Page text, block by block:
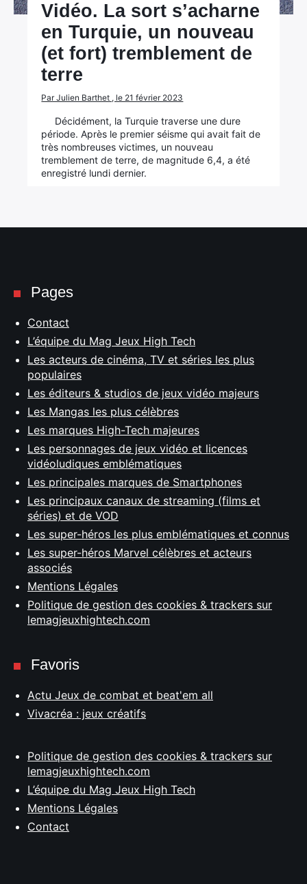
Vidéo. La sort s’acharne
en Turquie, un nouveau
(et fort) tremblement de
terre
Par Julien Barthet , le 21 février 2023
Décidément, la Turquie traverse une dure
période. Après le premier séisme qui avait fait de
très nombreuses victimes, un nouveau
tremblement de terre, de magnitude 6,4, a été
enregistré lundi dernier.
Pages
Contact
L’équipe du Mag Jeux High Tech
Les acteurs de cinéma, TV et séries les plus
populaires
Les éditeurs & studios de jeux vidéo majeurs
Les Mangas les plus célèbres
Les marques High-Tech majeures
Les personnages de jeux vidéo et licences
vidéoludiques emblématiques
Les principales marques de Smartphones
Les principaux canaux de streaming (films et
séries) et de VOD
Les super-héros les plus emblématiques et connus
Les super-héros Marvel célèbres et acteurs
associés
Mentions Légales
Politique de gestion des cookies & trackers sur
lemagjeuxhightech.com
Favoris
Actu Jeux de combat et beat'em all
Vivacréa : jeux créatifs
Politique de gestion des cookies & trackers sur
lemagjeuxhightech.com
L’équipe du Mag Jeux High Tech
Mentions Légales
Contact